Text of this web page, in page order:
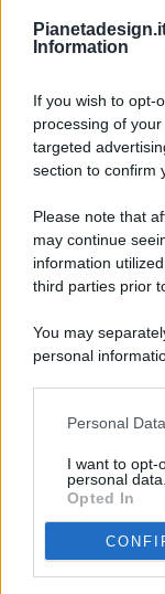
Information
If you wish to opt-
processing of
targeted
section to confirm
Please note that
may continue
information
third parties prior
You may
personal
This information
disclose it to
Personal
I want to opt-
personal data.
Opted In
© 2026 -
Registrata Al
ISCRIZIONE